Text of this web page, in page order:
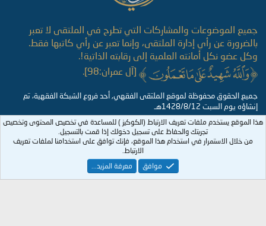
جميع الموضوعات والمشاركات التي تطرح في الملتقى لا تعبر
بالضرورة عن رأي إدارة الملتقى، وإنما تعبر عن رأي كاتبها فقط.
وكل عضو نكل أمانته العلمية إلى رقابته الذاتية!.
[آل عمران:98].
جميع الحقوق محفوظة لموقع الملتقى الفقهي, أحد فروع الشبكة الفقهية، تم
إنشاؤه يوم السبت 1428/8/12هـ
هذا الموقع يستخدم ملفات تعريف الارتباط (الكوكيز ) للمساعدة في تخصيص المحتوى وتخصيص
تجربتك والحفاظ على تسجيل دخولك إذا قمت بالتسجيل.
من خلال الاستمرار في استخدام هذا الموقع، فإنك توافق على استخدامنا لملفات تعريف
الارتباط.
موافق
معرفة المزيد...